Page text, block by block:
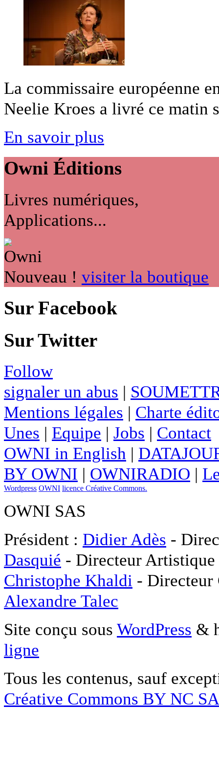
La commissaire européenne
Neelie Kroes a livré ce matin
En savoir plus
Owni Éditions
Livres numériques,
Applications...
Nouveau ! visiter la boutique
Sur Facebook
Sur Twitter
Follow
signaler un abus |
Mentions légales | Charte
Unes | Equipe | Jobs | Contact
OWNI in English |
BY OWNI | OWNIRADIO |
Wordpress OWNI licence Créative Commons.
OWNI SAS
Président : Didier Adès -
Dasquié - Directeur
Christophe Khaldi -
Alexandre Talec
Site conçu sous WordPress &
ligne
Tous les contenus, sauf
Créative Commons BY NC SA